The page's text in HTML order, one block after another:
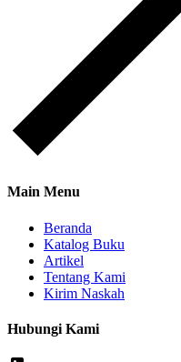
Main Menu
Beranda
Katalog Buku
Artikel
Tentang Kami
Kirim Naskah
Hubungi Kami